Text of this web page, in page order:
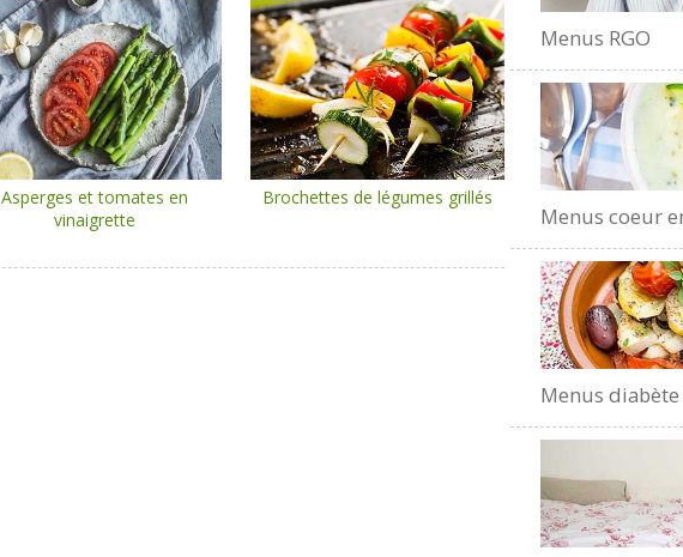
Asperges et tomates en
vinaigrette
Brochettes de légumes grillés
Menus RGO
Menus coeur
Menus diabète